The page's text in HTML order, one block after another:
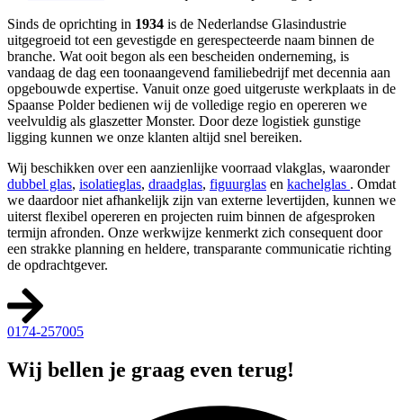
Sinds de oprichting in 1934 is de Nederlandse Glasindustrie
uitgegroeid tot een gevestigde en gerespecteerde naam binnen de
branche. Wat ooit begon als een bescheiden onderneming, is
vandaag de dag een toonaangevend familiebedrijf met decennia aan
opgebouwde expertise. Vanuit onze goed uitgeruste werkplaats in de
Spaanse Polder bedienen wij de volledige regio en opereren we
veelvuldig als glaszetter Monster. Door deze logistiek gunstige
ligging kunnen we onze klanten altijd snel bereiken.
Wij beschikken over een aanzienlijke voorraad vlakglas, waaronder
dubbel glas, isolatieglas, draadglas, figuurglas en kachelglas . Omdat
we daardoor niet afhankelijk zijn van externe levertijden, kunnen we
uiterst flexibel opereren en projecten ruim binnen de afgesproken
termijn afronden. Onze werkwijze kenmerkt zich consequent door
een strakke planning en heldere, transparante communicatie richting
de opdrachtgever.
0174-257005
Wij bellen je graag even terug!